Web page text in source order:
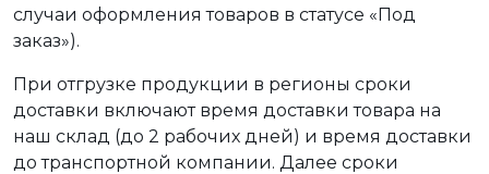
случаи оформления товаров в статусе «Под
заказ»).
При отгрузке продукции в регионы сроки
доставки включают время доставки товара на
наш склад (до 2 рабочих дней) и время доставки
до транспортной компании. Далее сроки